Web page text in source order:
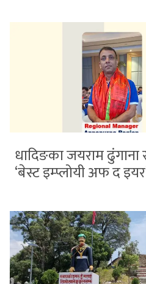
धादिङका जयराम
‘बेस्ट इम्प्लोयी अफ द